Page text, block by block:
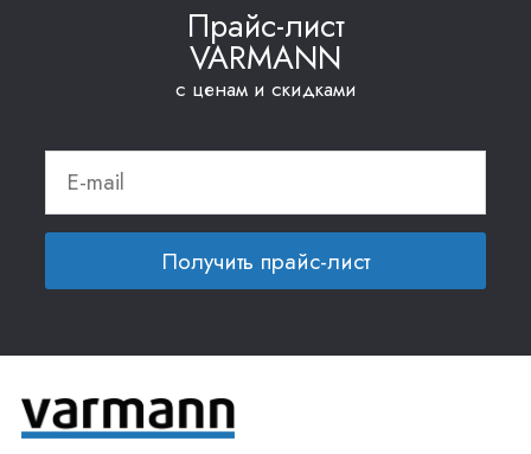
Прайс-лист
VARMANN
с ценам и скидками
Получить прайс-лист